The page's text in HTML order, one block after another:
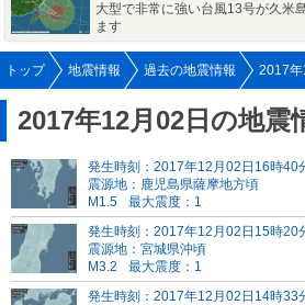
大型で非常に強い台風13号が久米
ます
トップ 地震情報 過去の地震情報 2017年
2017年12月02日の地震
発生時刻：2017年12月02日16時40
震源地：鹿児島県薩摩地方頃
M1.5
最大震度：1
発生時刻：2017年12月02日15時20
震源地：宮城県沖頃
M3.2
最大震度：1
発生時刻：2017年12月02日14時33